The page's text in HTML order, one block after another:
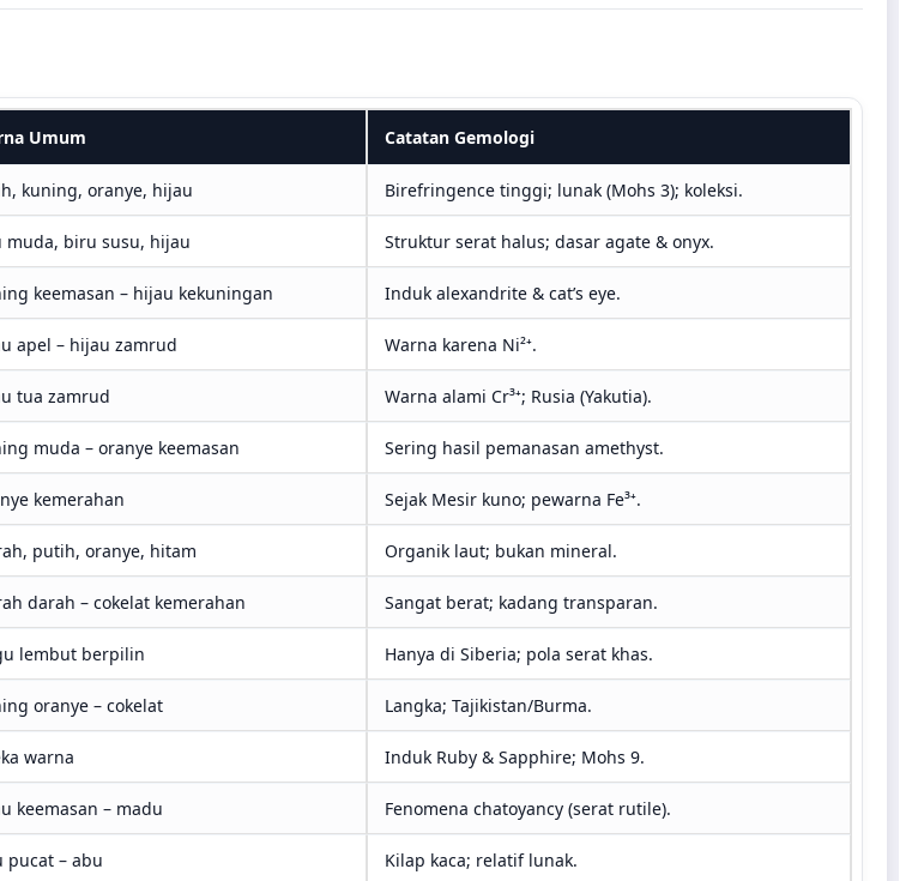
Umum Catatan Gemologi
kuning, oranye, hijau Birefringence tinggi; lunak (Mohs 3); koleksi.
muda, biru susu, hijau Struktur serat halus; dasar agate & onyx.
keemasan – hijau kekuningan Induk alexandrite & cat’s eye.
apel – hijau zamrud Warna karena Ni²⁺.
tua zamrud Warna alami Cr³⁺; Rusia (Yakutia).
muda – oranye keemasan Sering hasil pemanasan amethyst.
kemerahan Sejak Mesir kuno; pewarna Fe³⁺.
putih, oranye, hitam Organik laut; bukan mineral.
darah – cokelat kemerahan Sangat berat; kadang transparan.
lembut berpilin Hanya di Siberia; pola serat khas.
oranye – cokelat Langka; Tajikistan/Burma.
warna Induk Ruby & Sapphire; Mohs 9.
keemasan – madu Fenomena chatoyancy (serat rutile).
pucat – abu Kilap kaca; relatif lunak.